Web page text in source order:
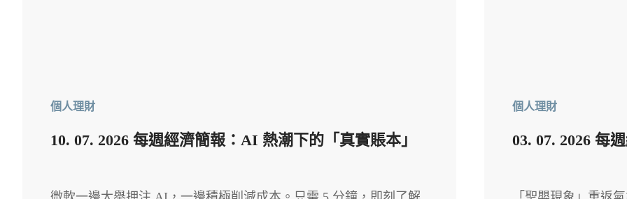
個人理財
10. 07. 2026 每週經濟簡報：AI 熱潮下的「真實賬本」
個人理財
03. 07. 2026 每